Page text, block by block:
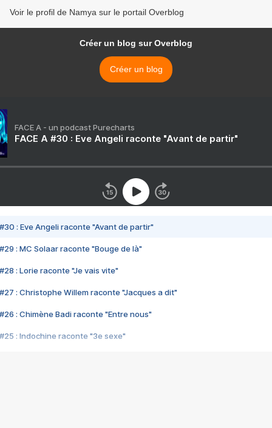
Voir le profil de Namya sur le portail Overblog
Créer un blog sur Overblog
Créer un blog
FACE A - un podcast Purecharts
FACE A #30 : Eve Angeli raconte "Avant de partir"
#30 : Eve Angeli raconte "Avant de partir"
#29 : MC Solaar raconte "Bouge de là"
#28 : Lorie raconte "Je vais vite"
#27 : Christophe Willem raconte "Jacques a dit"
#26 : Chimène Badi raconte "Entre nous"
#25 : Indochine raconte "3e sexe"